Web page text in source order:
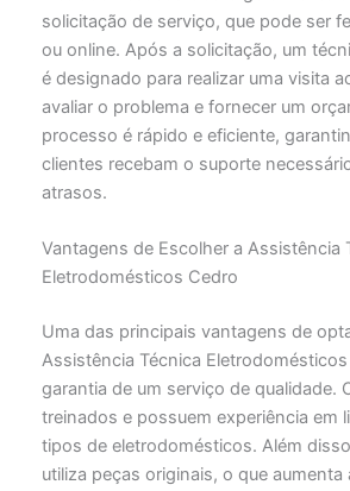
solicitação de serviço, que pode ser
ou online. Após a solicitação, um
é designado para realizar uma visita
avaliar o problema e fornecer um
processo é rápido e eficiente,
clientes recebam o suporte
atrasos.
Vantagens de Escolher a Assistência
Eletrodomésticos Cedro
Uma das principais vantagens de
Assistência Técnica
garantia de um serviço de qualidade.
treinados e possuem experiência em
tipos de eletrodomésticos. Além
utiliza peças originais, o que aumenta